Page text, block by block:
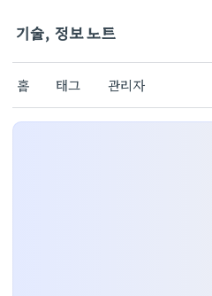
기술, 정보 노트
홈 태그 관리자